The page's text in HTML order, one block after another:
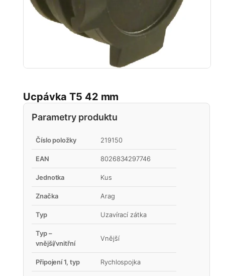
Ucpávka T5 42 mm
Parametry produktu
Číslo položky 219150
EAN 8026834297746
Jednotka Kus
Značka Arag
Typ Uzavírací zátka
Typ –
vnější/vnitřní
Vnější
Připojení 1, typ Rychlospojka